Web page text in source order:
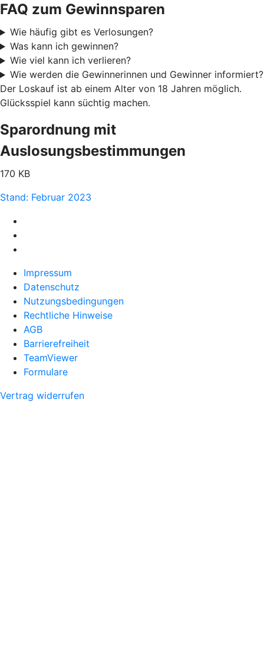
FAQ zum Gewinnsparen
Wie häufig gibt es Verlosungen?
Was kann ich gewinnen?
Wie viel kann ich verlieren?
Wie werden die Gewinnerinnen und Gewinner informiert?
Der Loskauf ist ab einem Alter von 18 Jahren möglich.
Glücksspiel kann süchtig machen.
Sparordnung mit
Auslosungsbestimmungen
170 KB
Stand: Februar 2023
Impressum
Datenschutz
Nutzungsbedingungen
Rechtliche Hinweise
AGB
Barrierefreiheit
TeamViewer
Formulare
Vertrag widerrufen